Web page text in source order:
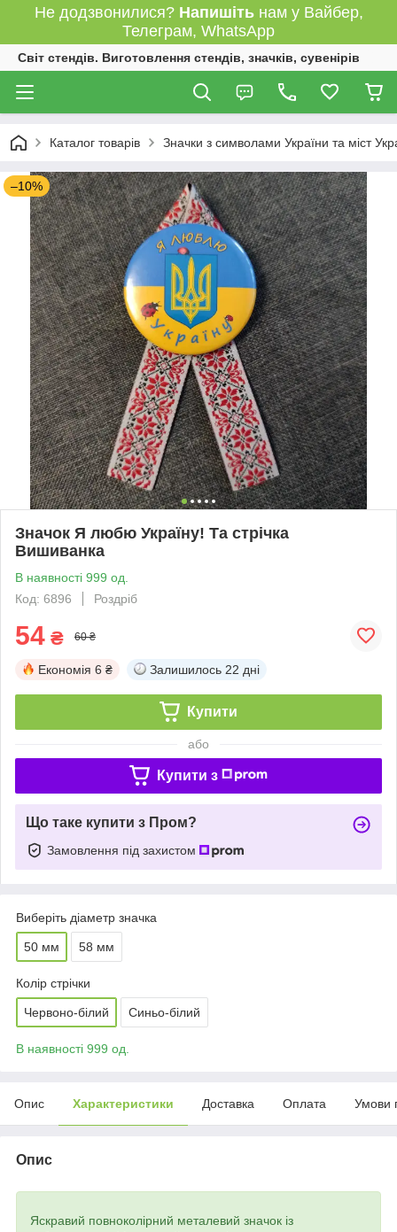
Не додзвонилися? Напишітьнам у Вайбер,
Телеграм, WhatsApp
Світ стендів. Виготовлення стендів, значків, сувенірів
Каталог товарів Значки з символами України та міст
–10%
Значок Я любю Україну! Та стрічка
Вишиванка
В наявності 999 од.
Код: 6896
Роздріб
54 ₴ 60 ₴
Економія 6 ₴ Залишилось 22 дні
Купити
або
Купити з
Що таке купити з Пром?
Замовлення під захистом
Виберіть діаметр значка
50 мм 58 мм
Колір стрічки
Червоно-білий Синьо-білий
В наявності 999 од.
Опис Характеристики Доставка Оплата Умови
Опис
Яскравий повноколірний металевий значок із